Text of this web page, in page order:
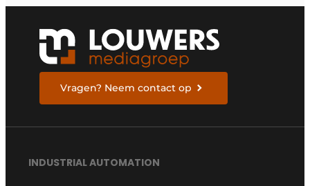
Vragen? Neem contact op
INDUSTRIAL AUTOMATION